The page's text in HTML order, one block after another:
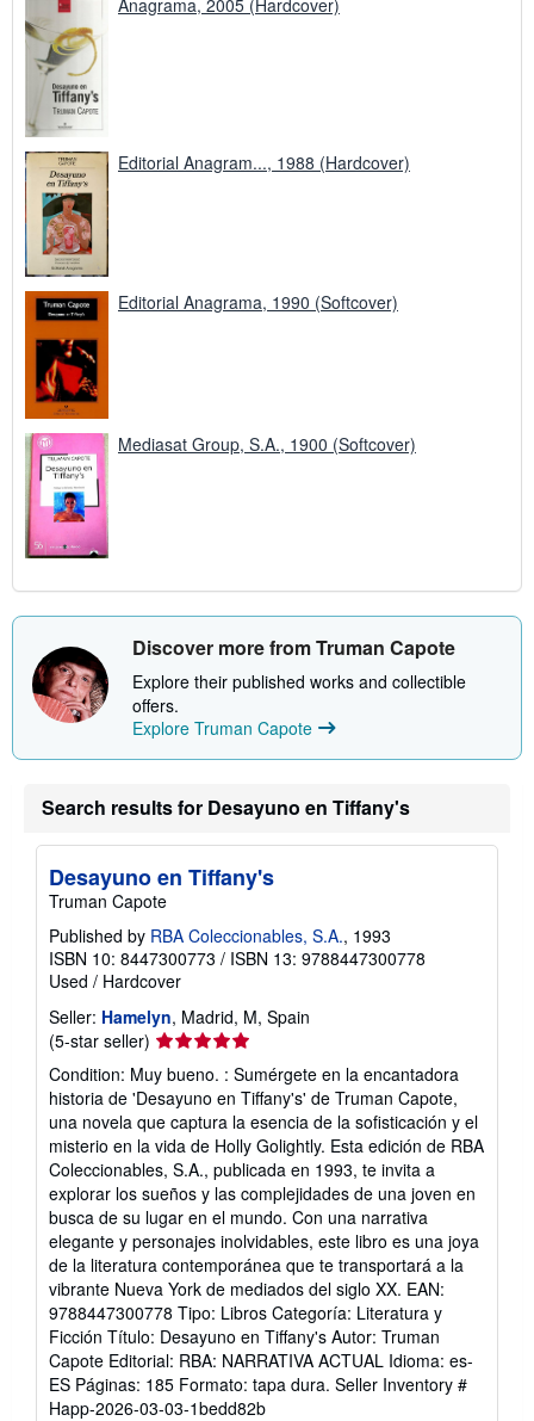
Anagrama, 2005 (Hardcover)
Editorial Anagram..., 1988 (Hardcover)
Editorial Anagrama, 1990 (Softcover)
Mediasat Group, S.A., 1900 (Softcover)
Discover more from Truman Capote
Explore their published works and collectible
offers.
Explore Truman Capote
Search results for Desayuno en Tiffany's
Desayuno en Tiffany's
Truman Capote
Published by RBA Coleccionables, S.A., 1993
ISBN 10: 8447300773 / ISBN 13: 9788447300778
Used / Hardcover
Seller: Hamelyn, Madrid, M, Spain
(5-star seller) Seller
rating
5
out
of
5
stars
Condition: Muy bueno. : Sumérgete en la encantadora
historia de 'Desayuno en Tiffany's' de Truman Capote,
una novela que captura la esencia de la sofisticación y el
misterio en la vida de Holly Golightly. Esta edición de RBA
Coleccionables, S.A., publicada en 1993, te invita a
explorar los sueños y las complejidades de una joven en
busca de su lugar en el mundo. Con una narrativa
elegante y personajes inolvidables, este libro es una joya
de la literatura contemporánea que te transportará a la
vibrante Nueva York de mediados del siglo XX. EAN:
9788447300778 Tipo: Libros Categoría: Literatura y
Ficción Título: Desayuno en Tiffany's Autor: Truman
Capote Editorial: RBA: NARRATIVA ACTUAL Idioma: es-
ES Páginas: 185 Formato: tapa dura. Seller Inventory #
Happ-2026-03-03-1bedd82b